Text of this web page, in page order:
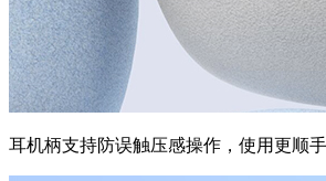
耳机柄支持防误触压感操作，使用更顺手